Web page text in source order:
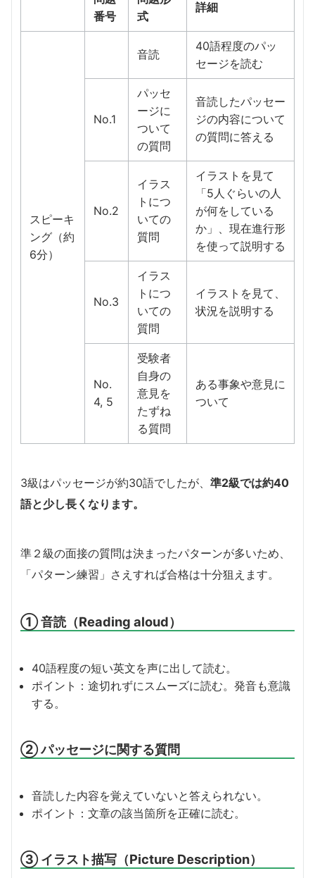
番号
式
詳細
スピーキ
ング（約
6分）
音読
40語程度のパッ
セージを読む
No.1
パッセ
ージに
ついて
の質問
音読したパッセー
ジの内容について
の質問に答える
No.2
イラス
トにつ
いての
質問
イラストを見て
「5人ぐらいの人
が何をしている
か」、現在進行形
を使って説明する
No.3
イラス
トにつ
いての
質問
イラストを見て、
状況を説明する
No.
4, 5
受験者
自身の
意見を
たずね
る質問
ある事象や意見に
ついて
3級はパッセージが約30語でしたが、 準2級では約40
語と少し長くなります。
準２級の面接の質問は決まったパターンが多いため、
「パターン練習」さえすれば合格は十分狙えます。
① 音読（Reading aloud）
40語程度の短い英文を声に出して読む。
ポイント：途切れずにスムーズに読む。発音も意識
する。
② パッセージに関する質問
音読した内容を覚えていないと答えられない。
ポイント：文章の該当箇所を正確に読む。
③ イラスト描写（Picture Description）